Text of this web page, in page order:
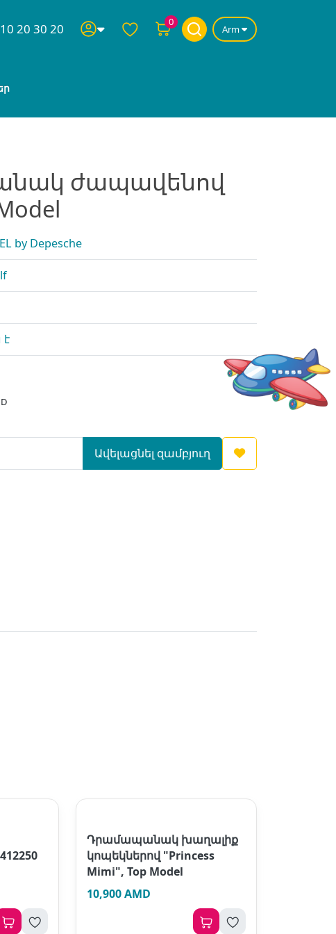
20 30 20 0
Arm
ժապավենով
by Depesche
Ավելացնել զամբյուղ
Դրամապանակ խաղալիք
կոպեկներով "Princess
Mimi", Top Model
10,900 AMD